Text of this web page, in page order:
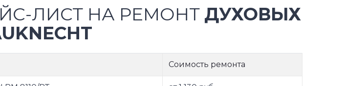
ЛИСТ НА РЕМОНТ ДУХОВЫХ
Соимость ремонта